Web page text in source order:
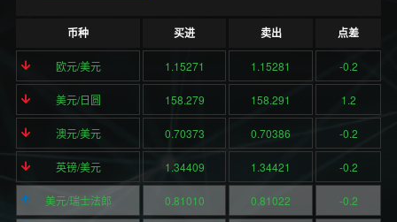
币种 买进 卖出 点差
欧元/美元 1.15271 1.15281 -0.2
美元/日圆 158.279 158.291 1.2
澳元/美元 0.70373 0.70386 -0.2
英镑/美元 1.34409 1.34421 -0.2
美元/瑞士法郎 0.81010 0.81022 -0.2